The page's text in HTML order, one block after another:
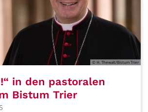
© H. Thewalt/Bistum Trier
in den pastoralen
Bistum Trier